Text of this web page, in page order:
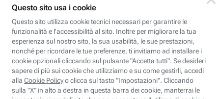
Seguici